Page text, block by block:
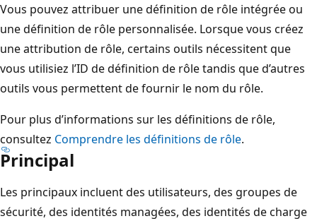
Vous pouvez attribuer une définition de rôle intégrée ou
une définition de rôle personnalisée. Lorsque vous créez
une attribution de rôle, certains outils nécessitent que
vous utilisiez l’ID de définition de rôle tandis que d’autres
outils vous permettent de fournir le nom du rôle.
Pour plus d’informations sur les définitions de rôle,
consultez Comprendre les définitions de rôle.
Principal
Les principaux incluent des utilisateurs, des groupes de
sécurité, des identités managées, des identités de charge